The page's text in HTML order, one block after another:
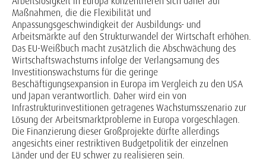
Maßnahmen, die die Flexibilität und
Anpassungsgeschwindigkeit der Ausbildungs- und
Arbeitsmärkte auf den Strukturwandel der Wirtschaft erhöhen.
Das EU-Weißbuch macht zusätzlich die Abschwächung des
Wirtschaftswachstums infolge der Verlangsamung des
Investitionswachstums für die geringe
Beschäftigungsexpansion in Europa im Vergleich zu den USA
und Japan verantwortlich. Daher wird ein von
Infrastrukturinvestitionen getragenes Wachstumsszenario zur
Lösung der Arbeitsmarktprobleme in Europa vorgeschlagen.
Die Finanzierung dieser Großprojekte dürfte allerdings
angesichts einer restriktiven Budgetpolitik der einzelnen
Länder und der EU schwer zu realisieren sein.